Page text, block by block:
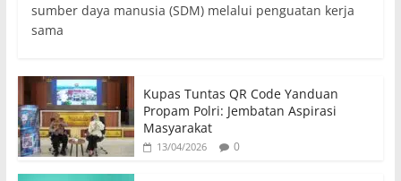
sumber daya manusia (SDM) melalui penguatan kerja
sama
Kupas Tuntas QR Code Yanduan
Propam Polri: Jembatan Aspirasi
Masyarakat
13/04/2026 0